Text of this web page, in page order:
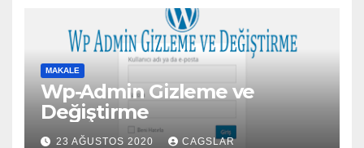
MAKALE
Wp-Admin Gizleme ve
Değiştirme
23 AĞUSTOS 2020 CAGSLAR